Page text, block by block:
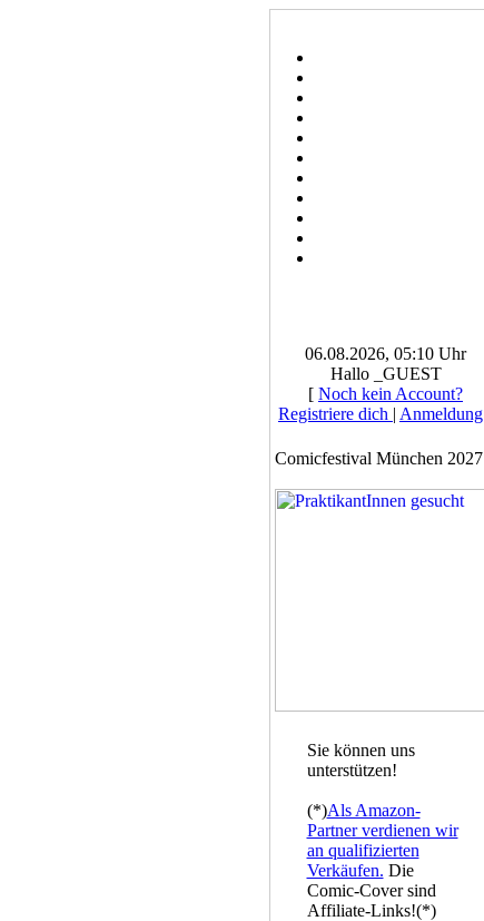
06.08.2026, 05:10 Uhr
Hallo _GUEST
[ Noch kein Account?
Registriere dich | Anmeldung
Comicfestival München 2027
Sie können uns
unterstützen!
(*)Als Amazon-
Partner verdienen wir
an qualifizierten
Verkäufen. Die
Comic-Cover sind
Affiliate-Links!(*)